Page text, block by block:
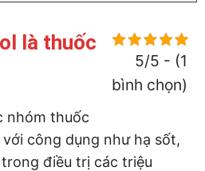
5/5 - (1
bình chọn)
là thuốc
nhóm thuốc
công dụng như hạ sốt,
điều trị các triệu